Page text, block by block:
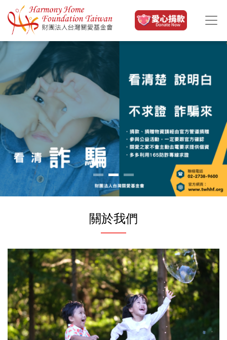
移至主內容
關於我們